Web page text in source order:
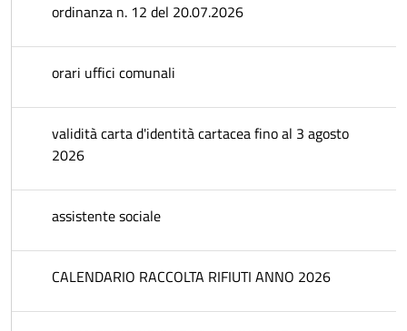
ordinanza n. 12 del 20.07.2026
orari uffici comunali
validità carta d'identità cartacea fino al 3 agosto
2026
assistente sociale
CALENDARIO RACCOLTA RIFIUTI ANNO 2026